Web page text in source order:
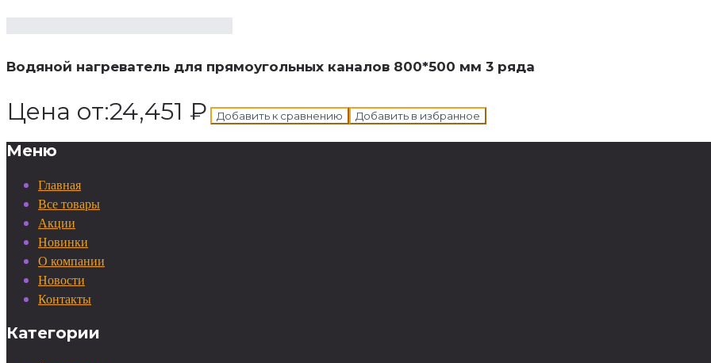
Водяной нагреватель для прямоугольных каналов 800*500 мм 3 ряда
Цена от:24,451 ₽ Добавить к сравнению Добавить в избранное
Меню
Главная
Все товары
Акции
Новинки
О компании
Новости
Контакты
Категории